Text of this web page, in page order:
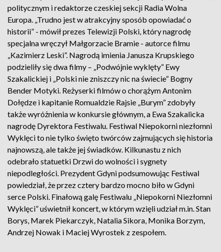
politycznym i redaktorze czeskiej sekcji Radia Wolna
Europa. „Trudno jest w atrakcyjny sposób opowiadać o
historii” - mówił prezes Telewizji Polski, który nagrodę
specjalna wręczył Małgorzacie Bramie - autorce filmu
„Kazimierz Leski”. Nagrodą imienia Janusza Krupskiego
podzieliły się dwa filmy – „Podwójnie wyklęty” Ewy
Szakalickiej i „Polski nie zniszczy nic na świecie” Bogny
Bender Motyki. Reżyserki filmów o chorążym Antonim
Dołędze i kapitanie Romualdzie Rajsie „Burym” zdobyły
także wyróżnienia w konkursie głównym, a Ewa Szakalicka
nagrodę Dyrektora Festiwalu. Festiwal Niepokorni niezłomni
Wyklęci to nie tylko święto twórców zajmujących się historia
najnowszą, ale także jej świadków. Kilkunastu z nich
odebrało statuetki Drzwi do wolności i sygnety
niepodległości. Prezydent Gdyni podsumowując Festiwal
powiedział, że przez cztery bardzo mocno biło w Gdyni
serce Polski. Finałową galę Festiwalu „Niepokorni Niezłomni
Wyklęci” uświetnił koncert, w którym wzięli udział m.in. Stan
Borys, Marek Piekarczyk, Natalia Sikora, Monika Borzym,
Andrzej Nowak i Maciej Wyrostek z zespołem.